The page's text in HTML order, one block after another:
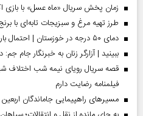
زمان پخش سریال «ماه عسل» با بازی
طرز تهیه مرغ و سبزیجات تابه‌ای با
دمای ۵۰ درجه در خوزستان | احتمال بارش‌های سیل‌آسا در ۳ استان
ببینید | آزارگر زنان به خبرنگار جام
قصه سریال رویای نیمه شب اختلاف
فیلمنامه رضایت دارم
مسیر‌های راهپیمایی جاماندگان اربعین